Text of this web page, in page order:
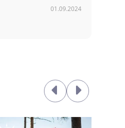
01.09.2024